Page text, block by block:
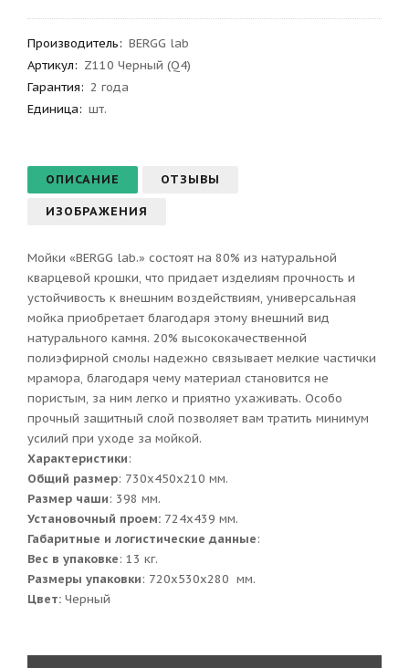
Производитель: BERGG lab
Артикул: Z110 Черный (Q4)
Гарантия: 2 года
Единица: шт.
ОПИСАНИЕ ОТЗЫВЫ
ИЗОБРАЖЕНИЯ
Мойки «BERGG lab.» состоят на 80% из натуральной
кварцевой крошки, что придает изделиям прочность и
устойчивость к внешним воздействиям, универсальная
мойка приобретает благодаря этому внешний вид
натурального камня. 20% высококачественной
полиэфирной смолы надежно связывает мелкие частички
мрамора, благодаря чему материал становится не
пористым, за ним легко и приятно ухаживать. Особо
прочный защитный слой позволяет вам тратить минимум
усилий при уходе за мойкой.
Характеристики:
Общий размер: 730x450x210 мм.
Размер чаши: 398 мм.
Установочный проем: 724x439 мм.
Габаритные и логистические данные:
Вес в упаковке: 13 кг.
Размеры упаковки: 720x530x280 мм.
Цвет: Черный